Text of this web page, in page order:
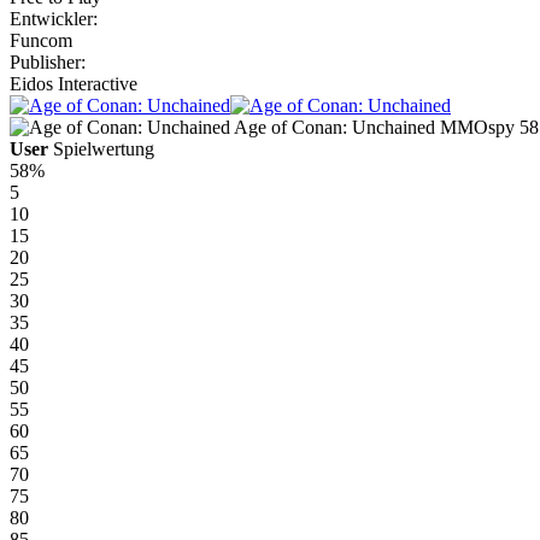
Entwickler:
Funcom
Publisher:
Eidos Interactive
Age of Conan: Unchained MMOspy 58
User Spielwertung
58%
5
10
15
20
25
30
35
40
45
50
55
60
65
70
75
80